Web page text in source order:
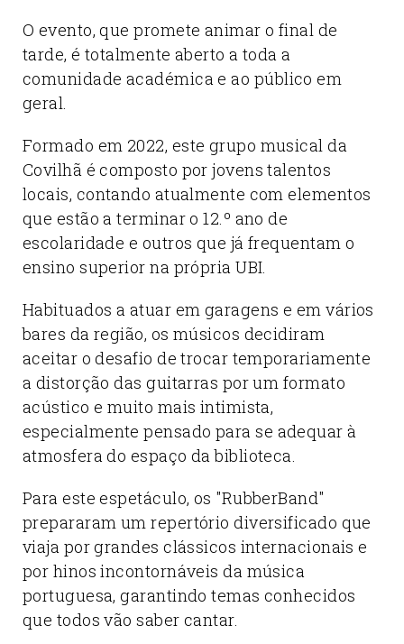
O evento, que promete animar o final de
tarde, é totalmente aberto a toda a
comunidade académica e ao público em
geral.
Formado em 2022, este grupo musical da
Covilhã é composto por jovens talentos
locais, contando atualmente com elementos
que estão a terminar o 12.º ano de
escolaridade e outros que já frequentam o
ensino superior na própria UBI.
Habituados a atuar em garagens e em vários
bares da região, os músicos decidiram
aceitar o desafio de trocar temporariamente
a distorção das guitarras por um formato
acústico e muito mais intimista,
especialmente pensado para se adequar à
atmosfera do espaço da biblioteca.
Para este espetáculo, os "RubberBand"
prepararam um repertório diversificado que
viaja por grandes clássicos internacionais e
por hinos incontornáveis da música
portuguesa, garantindo temas conhecidos
que todos vão saber cantar.